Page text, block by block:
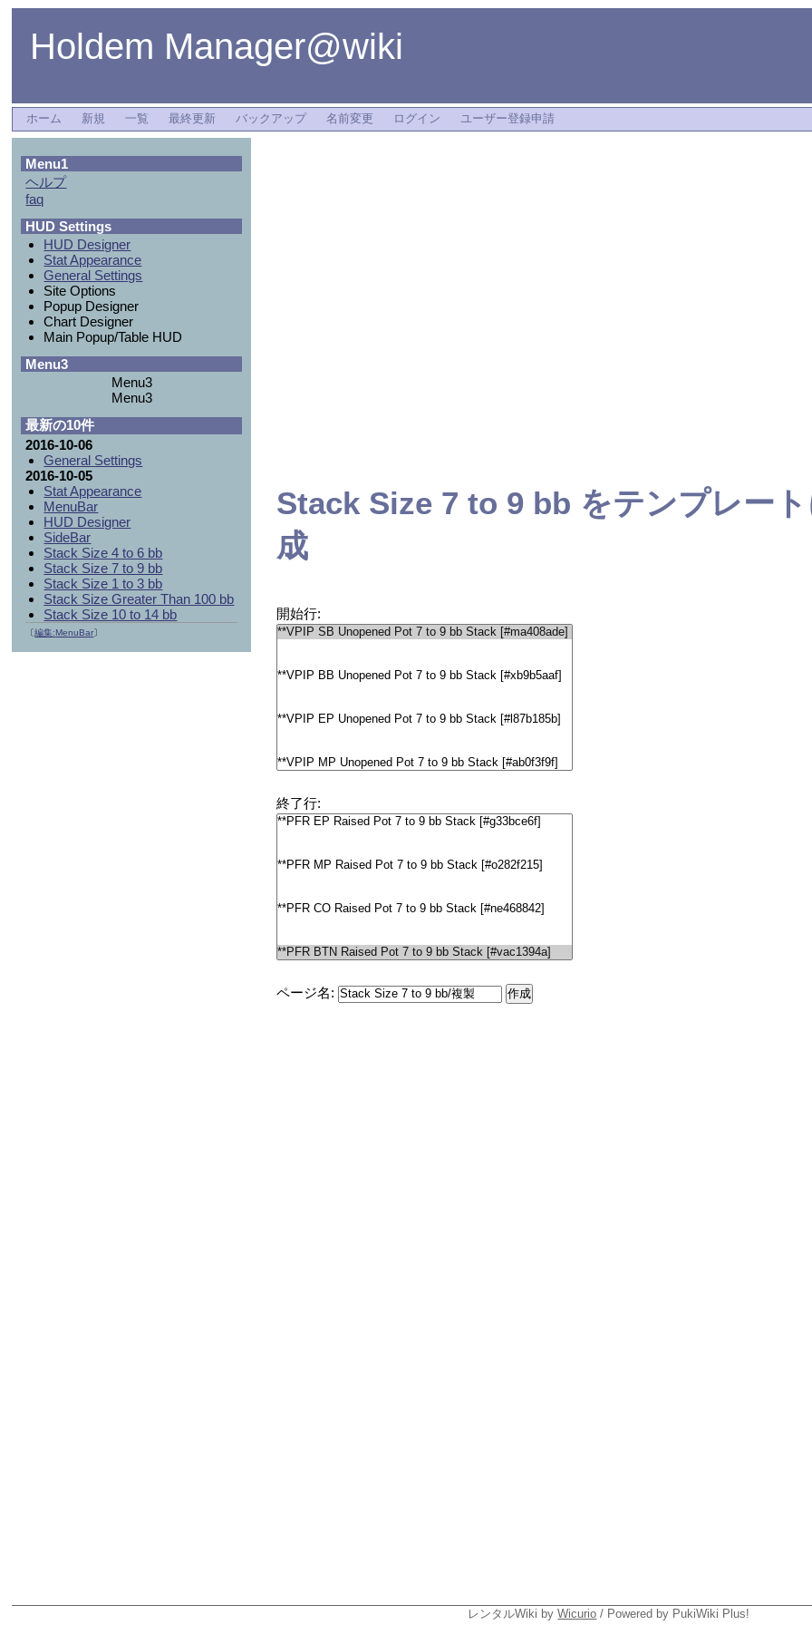
Holdem Manager@wiki
ホーム 新規 一覧 最終更新 バックアップ 名前変更 ログイン ユーザー登録申請
Stack Size 7 to 9 bb をテンプレー
成
開始行:
終了行:
ページ名:
Menu1
ヘルプ
faq
HUD Settings
HUD Designer
Stat Appearance
General Settings
Site Options
Popup Designer
Chart Designer
Main Popup/Table HUD
Menu3
Menu3
Menu3
最新の10件
2016-10-06
General Settings
2016-10-05
Stat Appearance
MenuBar
HUD Designer
SideBar
Stack Size 4 to 6 bb
Stack Size 7 to 9 bb
Stack Size 1 to 3 bb
Stack Size Greater Than 100 bb
Stack Size 10 to 14 bb
〔編集:MenuBar〕
レンタルWiki byWicurio / Powered by PukiWiki Plus!